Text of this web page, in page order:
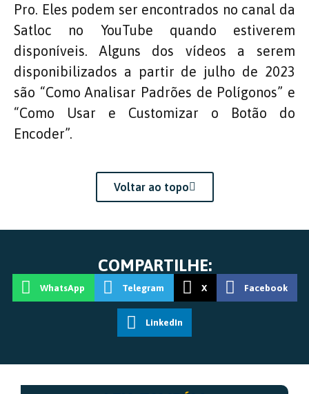
Pro. Eles podem ser encontrados no canal da
Satloc no YouTube quando estiverem
disponíveis. Alguns dos vídeos a serem
disponibilizados a partir de julho de 2023
são “Como Analisar Padrões de Polígonos” e
“Como Usar e Customizar o Botão do
Encoder”.
Voltar ao topo
COMPARTILHE:
WhatsApp Telegram X Facebook
LinkedIn